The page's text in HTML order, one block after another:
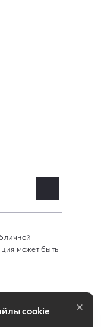
может быть
cookie ×